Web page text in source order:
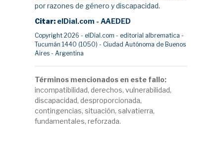
por razones de género y discapacidad.
Citar: elDial.com - AAEDED
Copyright 2026 - elDial.com - editorial albrematica -
Tucumán 1440 (1050) - Ciudad Autónoma de Buenos
Aires - Argentina
Términos mencionados en este fallo:
incompatibilidad, derechos, vulnerabilidad,
discapacidad, desproporcionada,
contingencias, situación, salvatierra,
fundamentales, reforzada.